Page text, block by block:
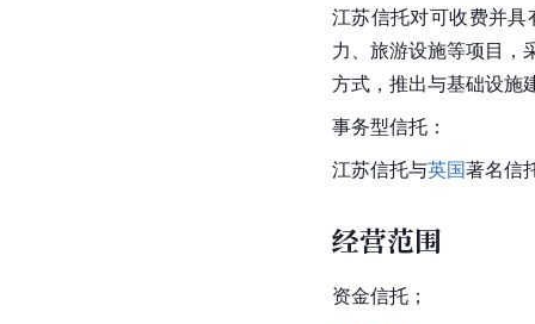
江苏信托对可收费并
力、旅游设施等项目，
方式，推出与基础设施
事务型信托：
江苏信托与英国著名信
经营范围
资金信托；